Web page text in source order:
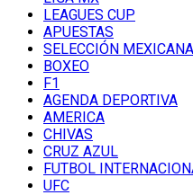
LEAGUES CUP
APUESTAS
SELECCIÓN MEXICANA
BOXEO
F1
AGENDA DEPORTIVA
AMERICA
CHIVAS
CRUZ AZUL
FUTBOL
UFC